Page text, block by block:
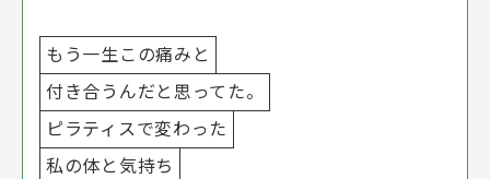
もう一生この痛みと
付き合うんだと思ってた。
ピラティスで変わった
私の体と気持ち